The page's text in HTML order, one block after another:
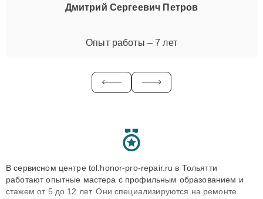
Дмитрий Сергеевич Петров
Опыт работы – 7 лет
В сервисном центре tol.honor-pro-repair.ru в Тольятти
работают опытные мастера с профильным образованием и
стажем от 5 до 12 лет. Они специализируются на ремонте